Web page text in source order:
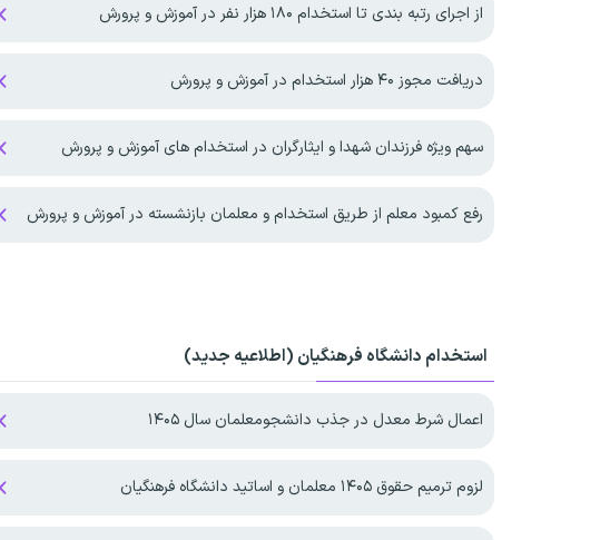
از اجرای رتبه بندی تا استخدام ۱۸۰ هزار نفر در آموزش و پرورش
دریافت مجوز ۴۰ هزار استخدام در آموزش و پرورش
سهم ویژه فرزندان شهدا و ایثارگران در استخدام های آموزش و پرورش
رفع کمبود معلم از طریق استخدام و معلمان بازنشسته در آموزش و پرورش
استخدام دانشگاه فرهنگیان (اطلاعیه جدید)
اعمال شرط معدل در جذب دانشجومعلمان سال ۱۴۰۵
لزوم ترمیم حقوق ۱۴۰۵ معلمان و اساتید دانشگاه فرهنگیان